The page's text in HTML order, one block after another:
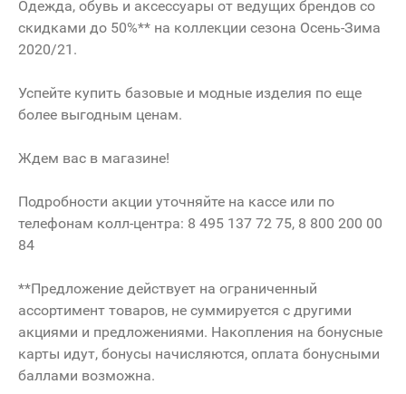
Одежда, обувь и аксессуары от ведущих брендов со
скидками до 50%** на коллекции сезона Осень-Зима
2020/21.
Успейте купить базовые и модные изделия по еще
более выгодным ценам.
Ждем вас в магазине!
Подробности акции уточняйте на кассе или по
телефонам колл-центра: 8 495 137 72 75, 8 800 200 00
84
**Предложение действует на ограниченный
ассортимент товаров, не суммируется с другими
акциями и предложениями. Накопления на бонусные
карты идут, бонусы начисляются, оплата бонусными
баллами возможна.